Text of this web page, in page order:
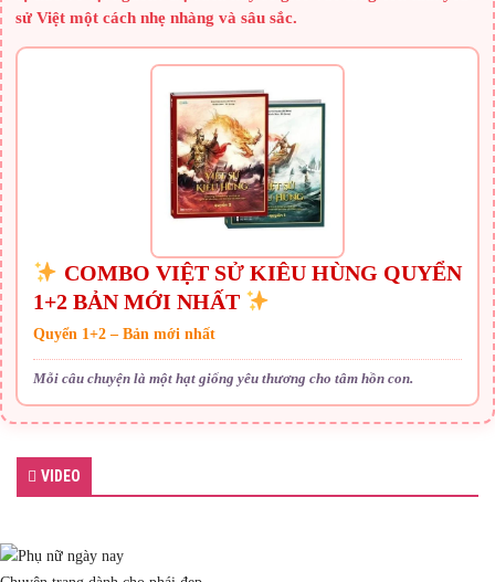
sử Việt một cách nhẹ nhàng và sâu sắc.
COMBO VIỆT SỬ KIÊU HÙNG QUYỂN
1+2 BẢN MỚI NHẤT
Quyển 1+2 – Bản mới nhất
Mỗi câu chuyện là một hạt giống yêu thương cho tâm hồn con.
VIDEO